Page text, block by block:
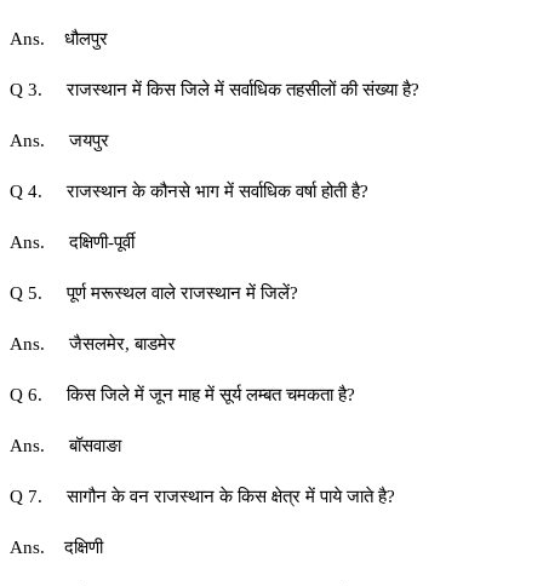
Ans. धौलपुर
Q 3. राजस्थान में किस जिले में सर्वाधिक तहसीलों की संख्या है?
Ans. जयपुर
Q 4. राजस्थान के कौनसे भाग में सर्वाधिक वर्षा होती है?
Ans. दक्षिणी-पूर्वी
Q 5. पूर्ण मरूस्‍थल वाले राजस्थान में जिलें?
Ans. जैसलमेर, बाडमेर
Q 6. किस जिले में जून माह में सूर्य लम्‍बत चमकता है?
Ans. बॉसवाङा
Q 7. सागौन के वन राजस्थान के किस क्षेत्र में पाये जाते है?
Ans. दक्षिणी